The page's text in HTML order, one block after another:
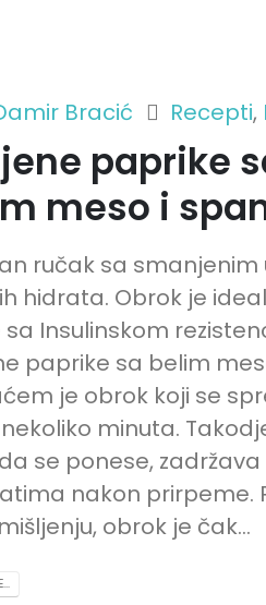
Bracić Recepti,
paprike
meso i
ručak sa smanjenim
hidrata. Obrok je
Insulinskom
paprike sa belim
je obrok koji se
minuta.
se ponese, zadržava
nakon prirpeme.
obrok je čak...